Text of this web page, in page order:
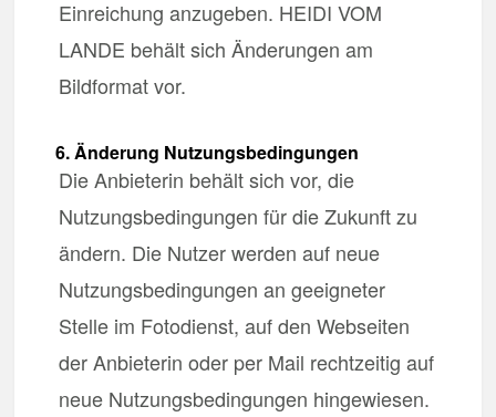
Einreichung anzugeben. HEIDI VOM
LANDE behält sich Änderungen am
Bildformat vor.
6. Änderung Nutzungsbedingungen
Die Anbieterin behält sich vor, die
Nutzungsbedingungen für die Zukunft zu
ändern. Die Nutzer werden auf neue
Nutzungsbedingungen an geeigneter
Stelle im Fotodienst, auf den Webseiten
der Anbieterin oder per Mail rechtzeitig auf
neue Nutzungsbedingungen hingewiesen.